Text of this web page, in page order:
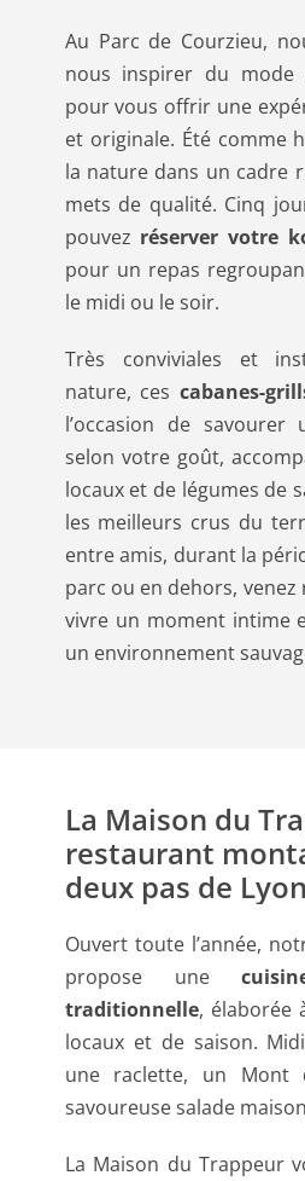
Au Parc de Courzieu,
nous inspirer du mode
pour vous offrir une
et originale. Été comme
la nature dans un cadre
mets de qualité. Cinq
pouvez réserver votre
pour un repas
le midi ou le soir.
Très conviviales et
nature, cescabanes-
l’occasion de savourer
selon votre goût,
locaux et de légumes de
les meilleurs crus du
entre amis, durant la
parc ou en dehors,
vivre un moment intime
un environnement
La Maison du
restaurant
deux pas de Lyon
Ouvert toute l’année,
propose une
traditionnelle, élaborée
locaux et de saison.
une raclette, un Mont
savoureuse salade
La Maison du Trappeur